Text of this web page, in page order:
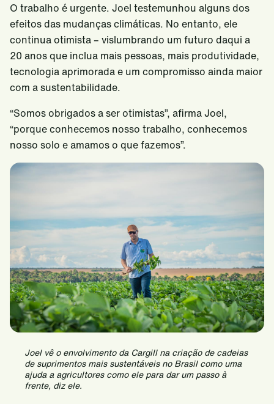
O trabalho é urgente. Joel testemunhou alguns dos
efeitos das mudanças climáticas. No entanto, ele
continua otimista – vislumbrando um futuro daqui a
20 anos que inclua mais pessoas, mais produtividade,
tecnologia aprimorada e um compromisso ainda maior
com a sustentabilidade.
“Somos obrigados a ser otimistas”, afirma Joel,
“porque conhecemos nosso trabalho, conhecemos
nosso solo e amamos o que fazemos”.
Joel vê o envolvimento da Cargill na criação de cadeias
de suprimentos mais sustentáveis no Brasil como uma
ajuda a agricultores como ele para dar um passo à
frente, diz ele.